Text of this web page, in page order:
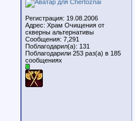
Регистрация: 19.08.2006
Адрес: Храм Очищения от
скверны альтернативы
Сообщения: 7,291
Поблагодарил(а): 131
Поблагодарили 253 раз(а) в 185
сообщениях